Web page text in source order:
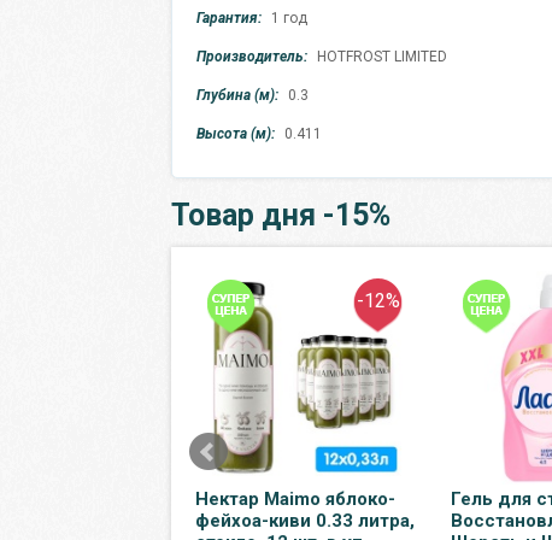
Гарантия: 1 год
Производитель: HOTFROST LIMITED
Глубина (м): 0.3
Высота (м): 0.411
Товар дня -15%
-12%
Нектар Maimo яблоко-
фейхоа-киви 0.33 литра,
Гель для